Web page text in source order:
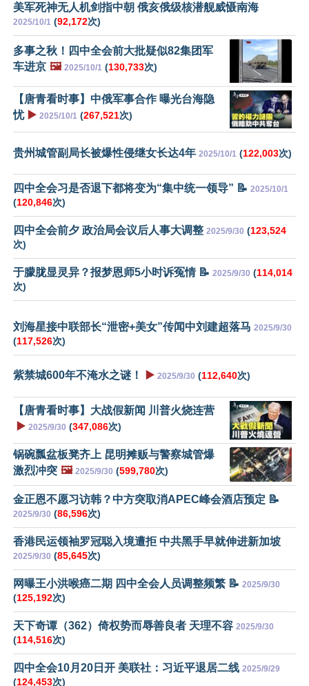
美军死神无人机剑指中朝 俄亥俄级核潜舰威慑南海
2025/10/1 (92,172次)
多事之秋！四中全会前大批疑似82集团军
车进京 🖼️ 2025/10/1 (130,733次)
【唐青看时事】中俄军事合作 曝光台海隐
忧 ▶️ 2025/10/1 (267,521次)
贵州城管副局长被爆性侵继女长达4年 2025/10/1 (122,003次)
四中全会习是否退下都将变为“集中统一领导” 📝 2025/10/1
(120,846次)
四中全会前夕 政治局会议后人事大调整 2025/9/30 (123,524
次)
于朦胧显灵异？报梦恩师5小时诉冤情 📝 2025/9/30 (114,014
次)
刘海星接中联部长“泄密+美女”传闻中刘建超落马 2025/9/30
(117,526次)
紫禁城600年不淹水之谜！ ▶️ 2025/9/30 (112,640次)
【唐青看时事】大战假新闻 川普火烧连营
▶️ 2025/9/30 (347,086次)
锅碗瓢盆板凳齐上 昆明摊贩与警察城管爆
激烈冲突 🖼️ 2025/9/30 (599,780次)
金正恩不愿习访韩？中方突取消APEC峰会酒店预定 📝
2025/9/30 (86,596次)
香港民运领袖罗冠聪入境遭拒 中共黑手早就伸进新加坡
2025/9/30 (85,645次)
网曝王小洪喉癌二期 四中全会人员调整频繁 📝 2025/9/30
(125,192次)
天下奇谭（362）倚权势而辱善良者 天理不容 2025/9/30
(114,516次)
四中全会10月20日开 美联社：习近平退居二线 2025/9/29
(124,453次)